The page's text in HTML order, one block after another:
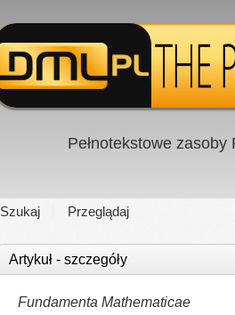
Pełnotekstowe
Szukaj Przeglądaj
Artykuł - szczegóły
Fundamenta Mathematicae